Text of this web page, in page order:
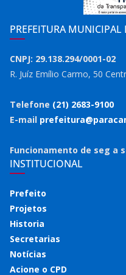
PREFEITURA MUNICIPAL
CNPJ: 29.138.294/0001-02
R. Juíz Emílio Carmo, 50
Telefone (21) 2683-9100
E-mail
Funcionamento de seg a
INSTITUCIONAL
Prefeito
Projetos
Historia
Secretarias
Notícias
Acione o CPD